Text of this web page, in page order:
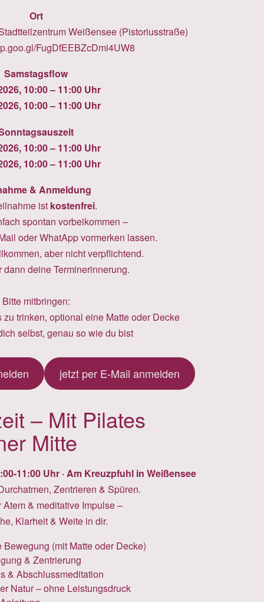
Ort
Weißensee (Pistoriusstraße)
FugDfEEBZcDmi4UW8
Samstagsflow
10:00 – 11:00 Uhr
10:00 – 11:00 Uhr
10:00 – 11:00 Uhr
10:00 – 11:00 Uhr
& Anmeldung
ist kostenfrei.
spontan vorbeikommen –
oder WhatApp vormerken lassen.
aber nicht verpflichtend.
dann deine Terminerinnerung.
Bitte mitbringen:
trinken, optional eine Matte oder Decke
selbst, genau so wie du bist
jetzt per E-Mail anmelden
– Mit Pilates
Mitte
11:00 Uhr · Am Kreuzpfuhl in Weißensee
Zentrieren & Spüren.
& meditative Impulse –
Klarheit & Weite in dir.
(mit Matte oder Decke)
& Zentrierung
& Abschlussmeditation
Natur – ohne Leistungsdruck